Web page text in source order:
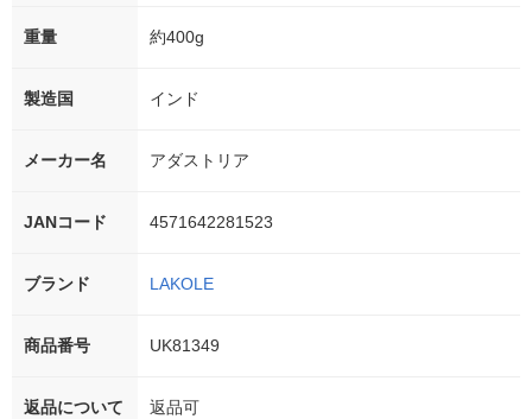
重量 約400g
製造国 インド
メーカー名 アダストリア
JANコード 4571642281523
ブランド LAKOLE
商品番号 UK81349
返品について
返品可